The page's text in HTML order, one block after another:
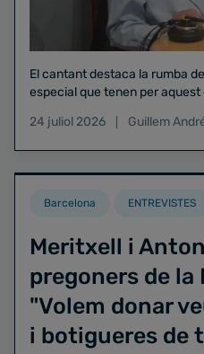
El cantant destaca la rumba
especial que tenen per aquest
24 juliol 2026
Guillem
Barcelona ENTREVISTES
Meritxell i
pregoners de la
"Volem donar
i botigueres de